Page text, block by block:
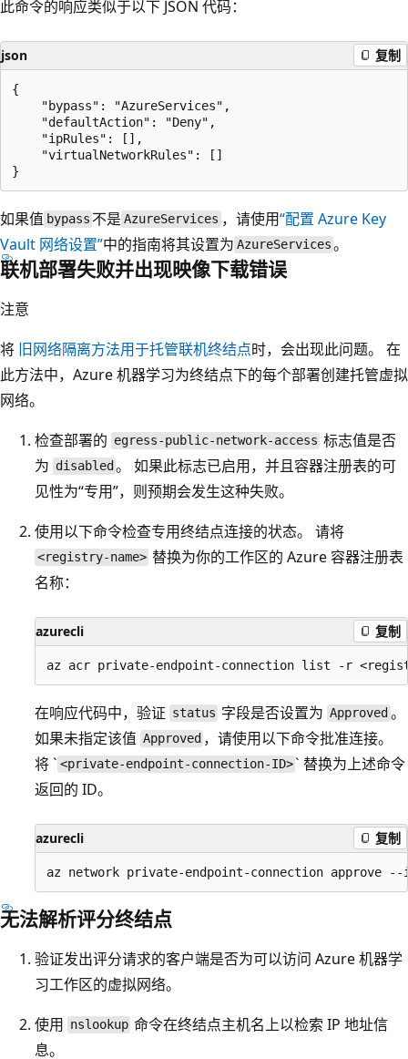
此命令的响应类似于以下 JSON 代码：
json 复制
{
    "bypass": "AzureServices",
    "defaultAction": "Deny",
    "ipRules": [],
    "virtualNetworkRules": []
如果值 bypass 不是 AzureServices ，请使用“配置 Azure Key
Vault 网络设置”中的指南将其设置为 AzureServices 。
联机部署失败并出现映像下载错误
注意
将 旧网络隔离方法用于托管联机终结点时，会出现此问题。 在
此方法中，Azure 机器学习为终结点下的每个部署创建托管虚拟
网络。
检查部署的 egress-public-network-access 标志值是否
为 disabled 。 如果此标志已启用，并且容器注册表的可
见性为“专用”，则预期会发生这种失败。
使用以下命令检查专用终结点连接的状态。 请将
<registry-name> 替换为你的工作区的 Azure 容器注册表
名称：
azurecli 复制
在响应代码中，验证 status 字段是否设置为 Approved 。
如果未指定该值 Approved ，请使用以下命令批准连接。
将 ` <private-endpoint-connection-ID>` 替换为上述命令
返回的 ID。
azurecli 复制
无法解析评分终结点
验证发出评分请求的客户端是否为可以访问 Azure 机器学
习工作区的虚拟网络。
使用 nslookup 命令在终结点主机名上以检索 IP 地址信
息。